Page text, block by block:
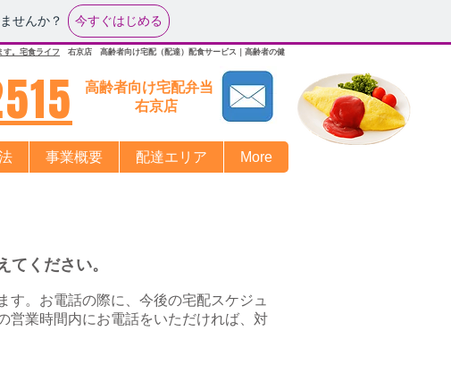
せんか？ 今すぐはじめる
高齢者向け宅配弁当
右京店​
。宅食ライフ 右京店 高齢者向け宅配（配達）配食サービス｜高齢者の健
事業概要 配達エリア More
ください。
す。 お電話の際に、今後の宅配スケジュ
営業時間内にお電話をいただければ、対